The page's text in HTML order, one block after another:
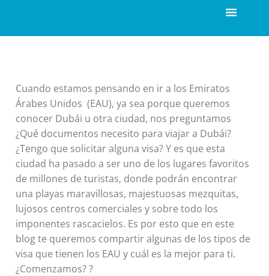
Cuando estamos pensando en ir a los Emiratos
Árabes Unidos (EAU), ya sea porque queremos
conocer Dubái u otra ciudad, nos preguntamos
¿Qué documentos necesito para viajar a Dubái?
¿Tengo que solicitar alguna visa? Y es que esta
ciudad ha pasado a ser uno de los lugares favoritos
de millones de turistas, donde podrán encontrar
una playas maravillosas, majestuosas mezquitas,
lujosos centros comerciales y sobre todo los
imponentes rascacielos. Es por esto que en este
blog te queremos compartir algunas de los tipos de
visa que tienen los EAU y cuál es la mejor para ti.
¿Comenzamos? ?